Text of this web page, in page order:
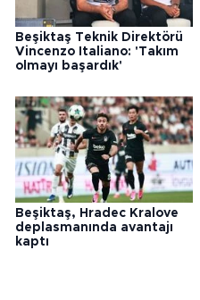
Beşiktaş Teknik Direktörü
Vincenzo Italiano: 'Takım
olmayı başardık'
Beşiktaş, Hradec Kralove
deplasmanında avantajı
kaptı